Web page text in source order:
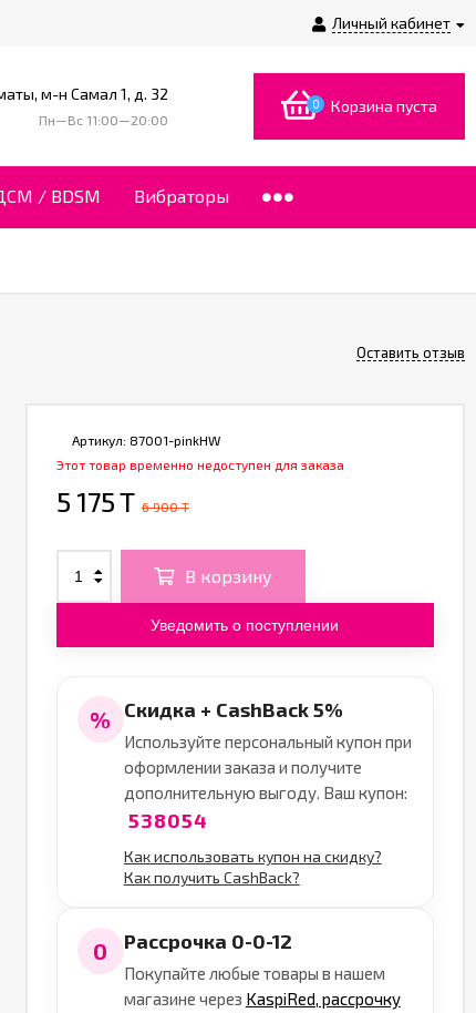
Личный кабинет
м-н Самал 1, д. 32
Пн—Вс 11:00—20:00
0 Корзина пуста
/ BDSM Вибраторы
Оставить отзыв
Артикул: 87001-pinkHW
Этот товар временно недоступен для заказа
5 175 T 6 900 T
В корзину
Уведомить о поступлении
% Скидка + CashBack 5%
Используйте персональный купон при
оформлении заказа и получите
дополнительную выгоду. Ваш купон:
538054
Как использовать купон на скидку?
Как получить CashBack?
0 Рассрочка 0-0-12
Покупайте любые товары в нашем
магазине через KaspiRed, рассрочку